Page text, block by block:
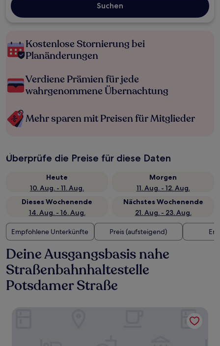
Suchen
Kostenlose Stornierung bei
Planänderungen
Verdiene Prämien für jede
wahrgenommene Übernachtung
Mehr sparen mit Preisen für Mitglieder
Überprüfe die Preise für diese Daten
Heute
10. Aug. - 11. Aug.
Morgen
11. Aug. - 12. Aug.
Dieses Wochenende
14. Aug. - 16. Aug.
Nächstes Wochenende
21. Aug. - 23. Aug.
Empfohlene Unterkünfte Preis (aufsteigend)
Deine Ausgangsbasis nahe
Straßenbahnhaltestelle
Potsdamer Straße